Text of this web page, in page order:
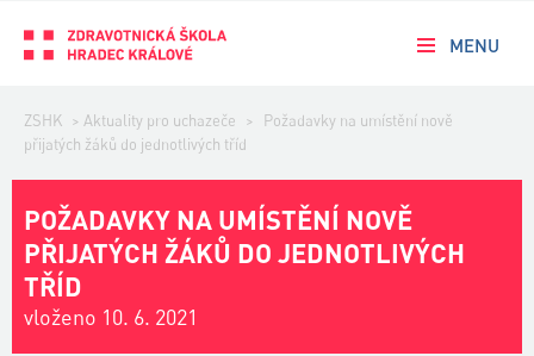
MENU
ZSHK > Aktuality pro uchazeče >
Požadavky na umístění nově
přijatých žáků do jednotlivých tříd
POŽADAVKY NA UMÍSTĚNÍ NOVĚ
PŘIJATÝCH ŽÁKŮ DO JEDNOTLIVÝCH
TŘÍD
vloženo 10. 6. 2021